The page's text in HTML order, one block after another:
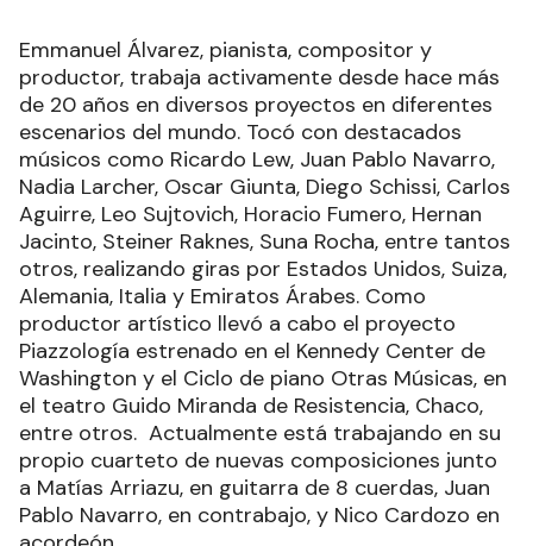
Emmanuel Álvarez, pianista, compositor y
productor, trabaja activamente desde hace más
de 20 años en diversos proyectos en diferentes
escenarios del mundo. Tocó con destacados
músicos como Ricardo Lew, Juan Pablo Navarro,
Nadia Larcher, Oscar Giunta, Diego Schissi, Carlos
Aguirre, Leo Sujtovich, Horacio Fumero, Hernan
Jacinto, Steiner Raknes, Suna Rocha, entre tantos
otros, realizando giras por Estados Unidos, Suiza,
Alemania, Italia y Emiratos Árabes. Como
productor artístico llevó a cabo el proyecto
Piazzología estrenado en el Kennedy Center de
Washington y el Ciclo de piano Otras Músicas, en
el teatro Guido Miranda de Resistencia, Chaco,
entre otros. Actualmente está trabajando en su
propio cuarteto de nuevas composiciones junto
a Matías Arriazu, en guitarra de 8 cuerdas, Juan
Pablo Navarro, en contrabajo, y Nico Cardozo en